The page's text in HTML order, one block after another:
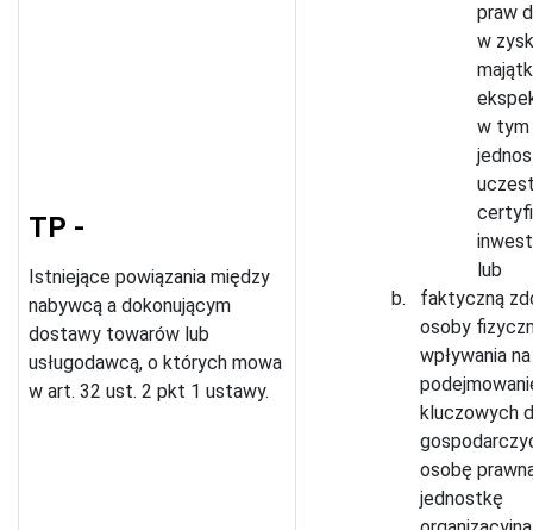
TP -
Istniejące powiązania między
nabywcą a dokonującym
dostawy towarów lub
usługodawcą, o których mowa
w art. 32 ust. 2 pkt 1 ustawy.
praw
w
w tym
lub
faktyczną
osoby
wpływania na
kluczowych
osobę
jednostkę